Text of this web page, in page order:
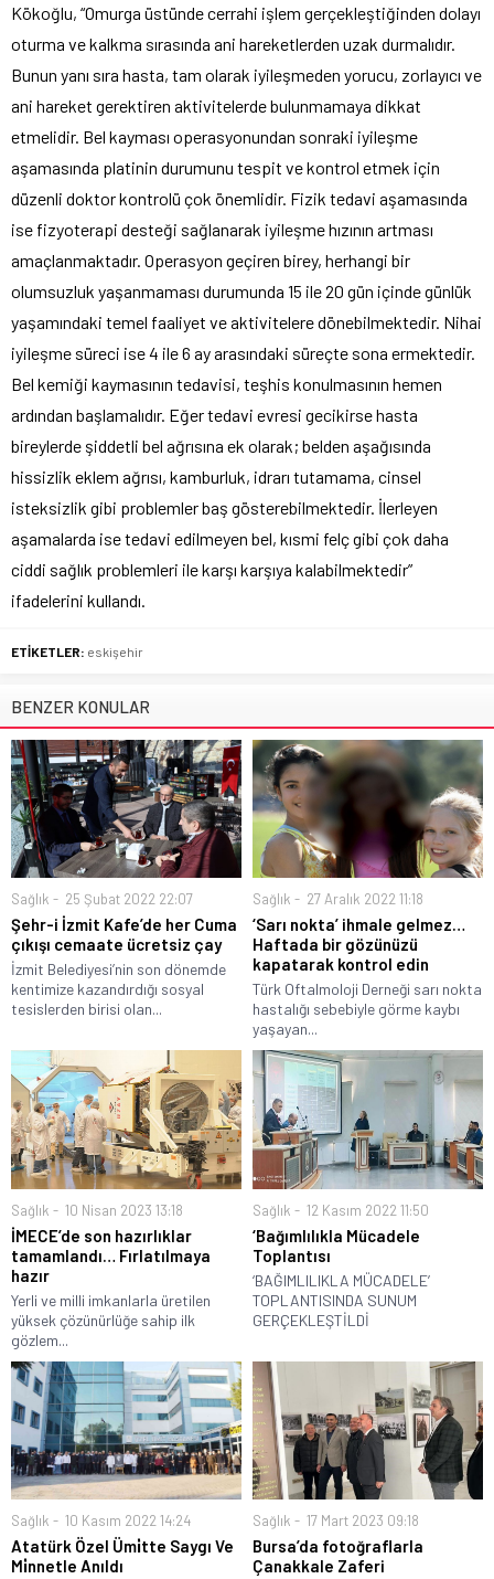
Kökoğlu, “Omurga üstünde cerrahi işlem gerçekleştiğinden dolayı
oturma ve kalkma sırasında ani hareketlerden uzak durmalıdır.
Bunun yanı sıra hasta, tam olarak iyileşmeden yorucu, zorlayıcı ve
ani hareket gerektiren aktivitelerde bulunmamaya dikkat
etmelidir. Bel kayması operasyonundan sonraki iyileşme
aşamasında platinin durumunu tespit ve kontrol etmek için
düzenli doktor kontrolü çok önemlidir. Fizik tedavi aşamasında
ise fizyoterapi desteği sağlanarak iyileşme hızının artması
amaçlanmaktadır. Operasyon geçiren birey, herhangi bir
olumsuzluk yaşanmaması durumunda 15 ile 20 gün içinde günlük
yaşamındaki temel faaliyet ve aktivitelere dönebilmektedir. Nihai
iyileşme süreci ise 4 ile 6 ay arasındaki süreçte sona ermektedir.
Bel kemiği kaymasının tedavisi, teşhis konulmasının hemen
ardından başlamalıdır. Eğer tedavi evresi gecikirse hasta
bireylerde şiddetli bel ağrısına ek olarak; belden aşağısında
hissizlik eklem ağrısı, kamburluk, idrarı tutamama, cinsel
isteksizlik gibi problemler baş gösterebilmektedir. İlerleyen
aşamalarda ise tedavi edilmeyen bel, kısmi felç gibi çok daha
ciddi sağlık problemleri ile karşı karşıya kalabilmektedir”
ifadelerini kullandı.
ETİKETLER: eskişehir
BENZER KONULAR
Sağlık 25 Şubat 2022 22:07
Şehr-i İzmit Kafe’de her Cuma
çıkışı cemaate ücretsiz çay
İzmit Belediyesi’nin son dönemde
kentimize kazandırdığı sosyal
tesislerden birisi olan...
Sağlık 27 Aralık 2022 11:18
‘Sarı nokta’ ihmale gelmez…
Haftada bir gözünüzü
kapatarak kontrol edin
Türk Oftalmoloji Derneği sarı nokta
hastalığı sebebiyle görme kaybı
yaşayan...
Sağlık 10 Nisan 2023 13:18
İMECE’de son hazırlıklar
tamamlandı… Fırlatılmaya
hazır
Yerli ve milli imkanlarla üretilen
yüksek çözünürlüğe sahip ilk
gözlem...
Sağlık 12 Kasım 2022 11:50
‘Bağımlılıkla Mücadele
Toplantısı
‘BAĞIMLILIKLA MÜCADELE’
TOPLANTISINDA SUNUM
GERÇEKLEŞTİLDİ
Sağlık 10 Kasım 2022 14:24
Atatürk Özel Ümi̇tte Saygı Ve
Mi̇nnetle Anıldı
Sağlık 17 Mart 2023 09:18
Bursa’da fotoğraflarla
Çanakkale Zaferi